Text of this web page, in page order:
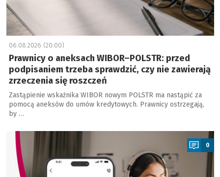
06.08.2026 (20:00)
Prawnicy o aneksach WIBOR–POLSTR: przed
podpisaniem trzeba sprawdzić, czy nie zawierają
zrzeczenia się roszczeń
Zastąpienie wskaźnika WIBOR nowym POLSTR ma nastąpić za
pomocą aneksów do umów kredytowych. Prawnicy ostrzegają,
by …
0